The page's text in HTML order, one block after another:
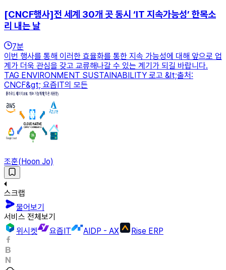
[CNCF행사]전 세계 30개 곳 동시 ‘IT 지속가능성’ 한목소
리 내는 날
7분
이번 행사를 통해 이러한 효율화를 통한 지속 가능성에 대해 앞으로 업
계가 더욱 관심을 갖고 교류해나갈 수 있는 계기가 되길 바랍니다.
TAG ENVIRONMENT SUSTAINABILITY 로고 &lt;출처:
CNCF&gt; 요즘IT의 모든
조훈(Hoon Jo)
스크랩
물어보기
서비스 전체보기
위시켓
요즘IT AIDP - AX Rise ERP